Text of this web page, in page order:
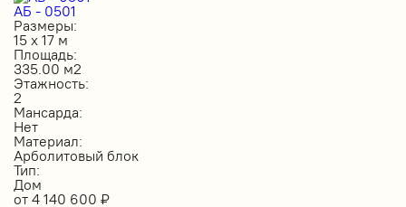
АБ - 0501
Размеры:
15 х 17 м
Площадь:
335.00 м2
Этажность:
2
Мансарда:
Нет
Материал:
Арболитовый блок
Тип:
Дом
от 4 140 600 ₽